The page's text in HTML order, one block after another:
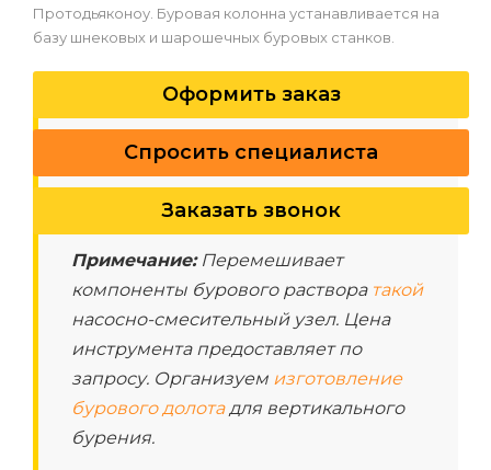
Протодьяконоу. Буровая колонна устанавливается на
базу шнековых и шарошечных буровых станков.
Оформить заказ
Спросить специалиста
Заказать звонок
Примечание:Перемешивает
компоненты бурового раствора такой
насосно-смесительный узел. Цена
инструмента предоставляет по
запросу. Организуем изготовление
бурового долотадля вертикального
бурения.